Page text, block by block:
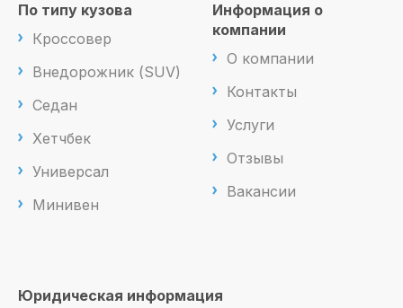
По типу кузова
Кроссовер
Внедорожник (SUV)
Седан
Хетчбек
Универсал
Минивен
Информация о
компании
О компании
Контакты
Услуги
Отзывы
Вакансии
Юридическая информация